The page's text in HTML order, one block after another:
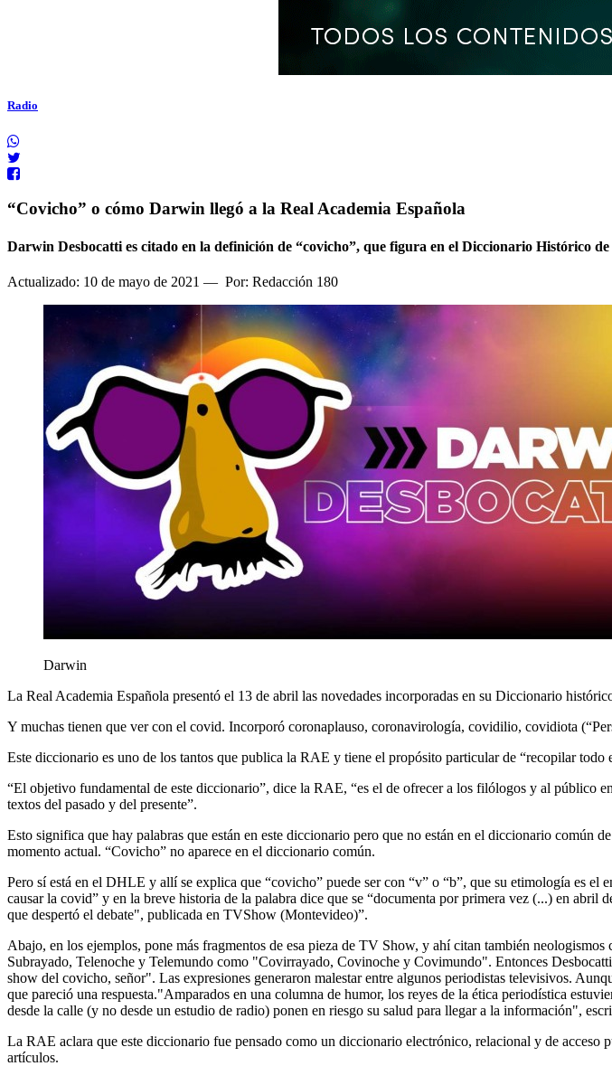
Radio
“Covicho” o cómo Darwin llegó a la Real Academia Española
Darwin Desbocatti es citado en la definición de “covicho”, que figura en el Diccionario Histórico
Actualizado: 10 de mayo de 2021 — Por: Redacción 180
Darwin
La Real Academia Española presentó el 13 de abril las novedades incorporadas en su Diccionario
Y muchas tienen que ver con el covid. Incorporó coronaplauso, coronavirología, covidilio, covidiota
Este diccionario es uno de los tantos que publica la RAE y tiene el propósito particular de “recopilar
“El objetivo fundamental de este diccionario”, dice la RAE, “es el de ofrecer a los filólogos y al público
textos del pasado y del presente”.
Esto significa que hay palabras que están en este diccionario pero que no están en el diccionario común
momento actual. “Covicho” no aparece en el diccionario común.
Pero sí está en el DHLE y allí se explica que “covicho” puede ser con “v” o “b”, que su etimología es
causar la covid” y en la breve historia de la palabra dice que se “documenta por primera vez (...) en
que despertó el debate", publicada en TVShow (Montevideo)”.
Abajo, en los ejemplos, pone más fragmentos de esa pieza de TV Show, y ahí citan también
Subrayado, Telenoche y Telemundo como "Covirrayado, Covinoche y Covimundo". Entonces
show del covicho, señor". Las expresiones generaron malestar entre algunos periodistas televisivos.
que pareció una respuesta."Amparados en una columna de humor, los reyes de la ética periodística
desde la calle (y no desde un estudio de radio) ponen en riesgo su salud para llegar a la información",
La RAE aclara que este diccionario fue pensado como un diccionario electrónico, relacional y de
artículos.